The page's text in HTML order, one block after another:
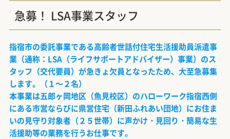
急募！ LSA事業スタッフ
指宿市の委託事業である高齢者世話付住宅生活援助員派遣事
業（通称：LSA（ライフサポートアドバイザー）事業）のス
タッフ（交代要員）が急きょ欠員となったため、大至急募集
します。（１～２名）
本事業は五郎ヶ岡地区（魚見校区）のハローワーク指宿西側
にある市営ならびに県営住宅（新田ふれあい団地）にお住ま
いの見守り対象者（２５世帯）に声かけ・見回り・簡易な生
活援助等の業務を行うお仕事です。